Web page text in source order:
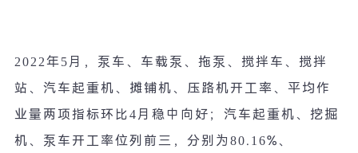
2022年5月，泵车、车载泵、拖泵、搅拌车、搅拌
站、汽车起重机、摊铺机、压路机开工率、平均作
业量两项指标环比4月稳中向好；汽车起重机、挖掘
机、泵车开工率位列前三，分别为 80.16%、